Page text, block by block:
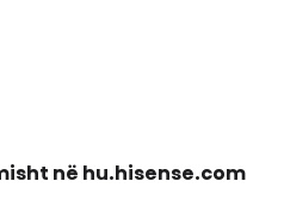
në hu.hisense.com